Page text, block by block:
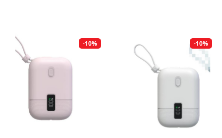
-10% -10%